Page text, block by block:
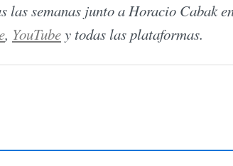
las semanas junto a Horacio Cabak
, YouTubey todas las plataformas.